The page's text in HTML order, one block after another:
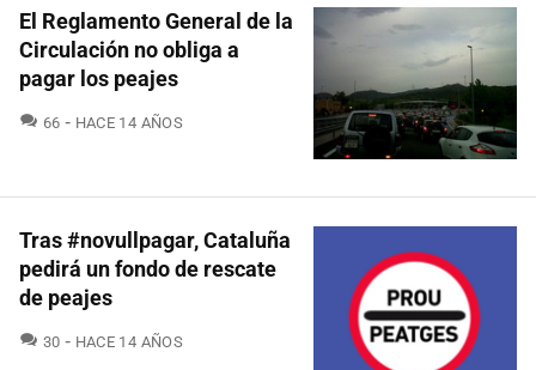
El Reglamento General de la
Circulación no obliga a
pagar los peajes
66 COMENTARIOS
HACE 14 AÑOS
Tras #novullpagar, Cataluña
pedirá un fondo de rescate
de peajes
30 COMENTARIOS
HACE 14 AÑOS